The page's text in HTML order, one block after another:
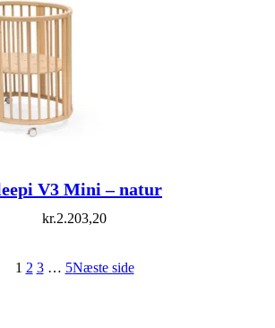
V3 Mini – natur
kr.2.203,20
1 2 3 … 5Næste side